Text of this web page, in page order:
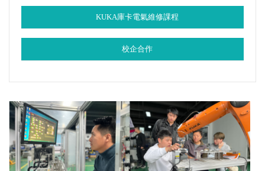
KUKA庫卡電氣維修課程
校企合作